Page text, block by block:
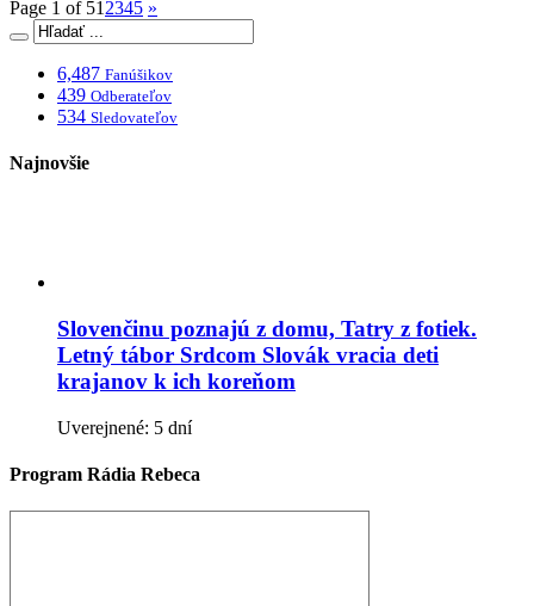
Page 1 of 51 2345 »
6,487 Fanúšikov
439 Odberateľov
534 Sledovateľov
Najnovšie
Slovenčinu poznajú z domu, Tatry z fotiek.
Letný tábor Srdcom Slovák vracia deti
krajanov k ich koreňom
Uverejnené: 5 dní
Program Rádia Rebeca